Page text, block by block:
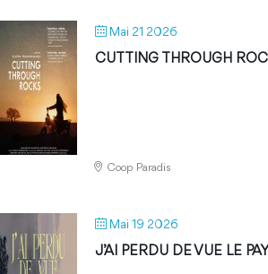
Mai 21 2026
CUTTING THROUGH
Coop Paradis
Mai 19 2026
J’AI PERDU DE VUE LE